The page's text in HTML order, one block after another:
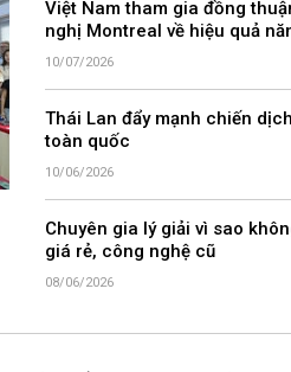
Việt Nam tham gia đồng
nghị Montreal về hiệu quả
10/07/2026
Thái Lan đẩy mạnh chiến
toàn quốc
10/06/2026
Chuyên gia lý giải vì sao
giá rẻ, công nghệ cũ
08/06/2026